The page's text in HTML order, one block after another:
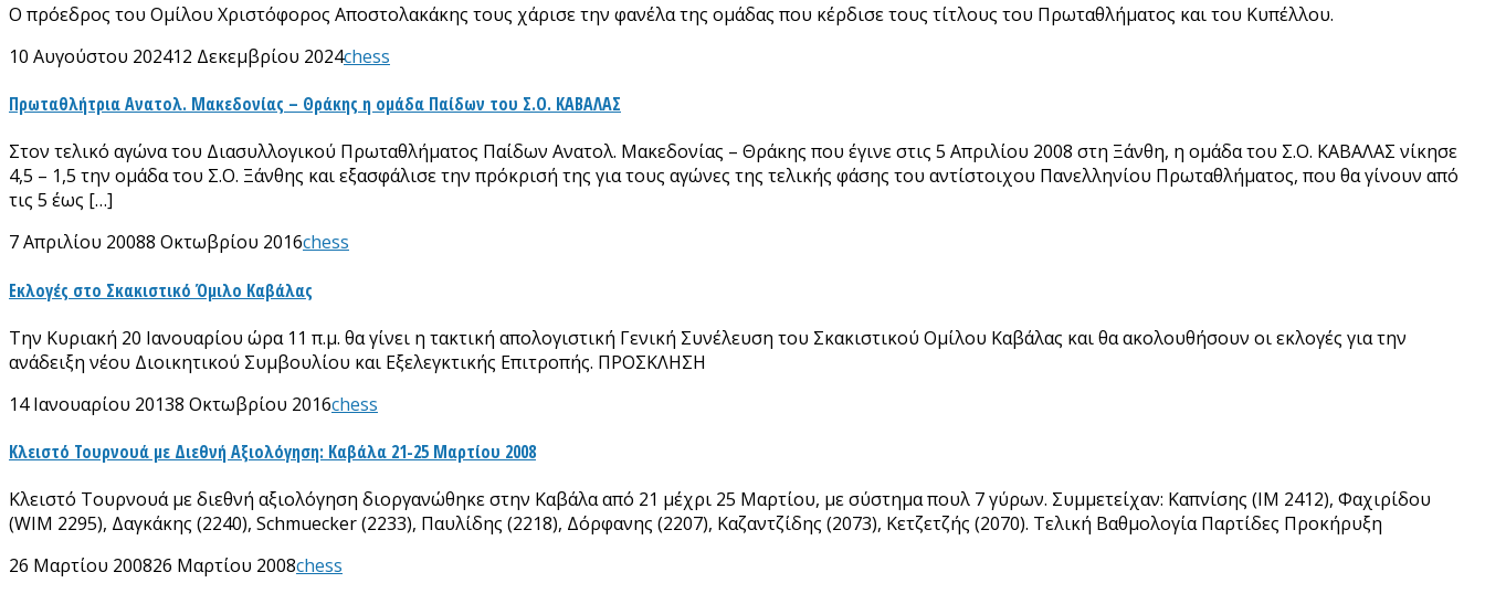
Ο πρόεδρος του Ομίλου Χριστόφορος Αποστολακάκης τους χάρισε την φανέλα της ομάδας που κέρδισε τους τίτλους του Πρωταθλήματος και του Κυπέλλου.
10 Αυγούστου 202412 Δεκεμβρίου 2024chess
Πρωταθλήτρια Ανατολ. Μακεδονίας – Θράκης η ομάδα Παίδων του Σ.Ο. ΚΑΒΑΛΑΣ
Στον τελικό αγώνα του Διασυλλογικού Πρωταθλήματος Παίδων Ανατολ. Μακεδονίας – Θράκης που έγινε στις 5 Απριλίου 2008 στη Ξάνθη, η ομάδα του Σ.Ο. ΚΑΒΑΛΑΣ νίκησε
4,5 – 1,5 την ομάδα του Σ.Ο. Ξάνθης και εξασφάλισε την πρόκρισή της για τους αγώνες της τελικής φάσης του αντίστοιχου Πανελληνίου Πρωταθλήματος, που θα γίνουν από
τις 5 έως […]
7 Απριλίου 20088 Οκτωβρίου 2016chess
Εκλογές στο Σκακιστικό Όμιλο Καβάλας
Την Κυριακή 20 Ιανουαρίου ώρα 11 π.μ. θα γίνει η τακτική απολογιστική Γενική Συνέλευση του Σκακιστικού Ομίλου Καβάλας και θα ακολουθήσουν οι εκλογές για την
ανάδειξη νέου Διοικητικού Συμβουλίου και Εξελεγκτικής Επιτροπής. ΠΡΟΣΚΛΗΣΗ
14 Ιανουαρίου 20138 Οκτωβρίου 2016chess
Κλειστό Τουρνουά με Διεθνή Αξιολόγηση: Καβάλα 21-25 Μαρτίου 2008
Kλειστό Τουρνουά με διεθνή αξιολόγηση διοργανώθηκε στην Καβάλα από 21 μέχρι 25 Μαρτίου, με σύστημα πουλ 7 γύρων. Συμμετείχαν: Καπνίσης (ΙΜ 2412), Φαχιρίδου
(WIM 2295), Δαγκάκης (2240), Schmuecker (2233), Παυλίδης (2218), Δόρφανης (2207), Καζαντζίδης (2073), Κετζετζής (2070). Τελική Βαθμολογία Παρτίδες Προκήρυξη
26 Μαρτίου 200826 Μαρτίου 2008chess